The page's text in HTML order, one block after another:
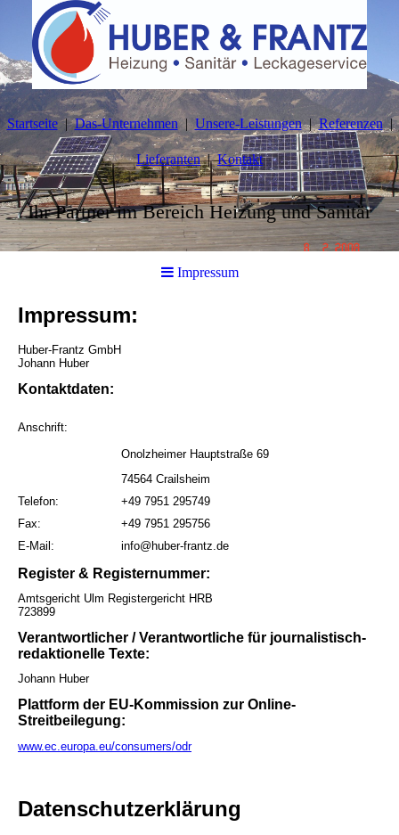
Startseite Das-Unternehmen Unsere-Leistungen Referenzen
Lieferanten Kontakt
Ihr Partner im Bereich Heizung und Sanitär
Impressum
Impressum:
Huber-Frantz GmbH
Johann Huber
Kontaktdaten:
Anschrift:
Onolzheimer Hauptstraße 69
74564 Crailsheim
Telefon:
+49 7951 295749
Fax:
+49 7951 295756
E-Mail:
info@huber-frantz.de
Register & Registernummer:
Amtsgericht Ulm Registergericht HRB
723899
Verantwortlicher / Verantwortliche für journalistisch-
redaktionelle Texte:
Johann Huber
Plattform der EU-Kommission zur Online-
Streitbeilegung:
www.ec.europa.eu/consumers/odr
Datenschutz­erklärung